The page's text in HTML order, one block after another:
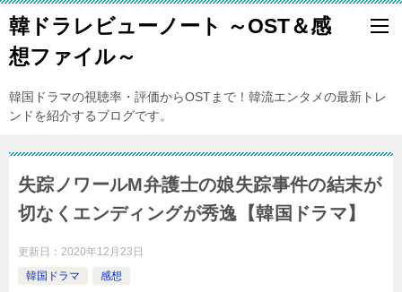
韓ドラレビューノート ～OST＆感
想ファイル～
韓国ドラマの視聴率・評価からOSTまで！韓流エンタメの最新トレ
ンドを紹介するブログです。
失踪ノワールM弁護士の娘失踪事件の結末が
切なくエンディングが秀逸【韓国ドラマ】
更新日： 2020年12月23日
韓国ドラマ
感想